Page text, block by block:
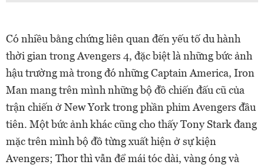
Có nhiều bằng chứng liên quan đến yếu tố du hành
thời gian trong Avengers 4, đặc biệt là những bức ảnh
hậu trường mà trong đó những Captain America, Iron
Man mang trên mình những bộ đồ chiến đấu cũ của
trận chiến ở New York trong phần phim Avengers đầu
tiên. Một bức ảnh khác cũng cho thấy Tony Stark đang
mặc trên mình bộ đồ từng xuất hiện ở sự kiện
Avengers; Thor thì vẫn để mái tóc dài, vàng óng và